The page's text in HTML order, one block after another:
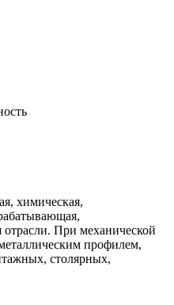
химическая,
отрасли. При механической
профилем,
столярных,